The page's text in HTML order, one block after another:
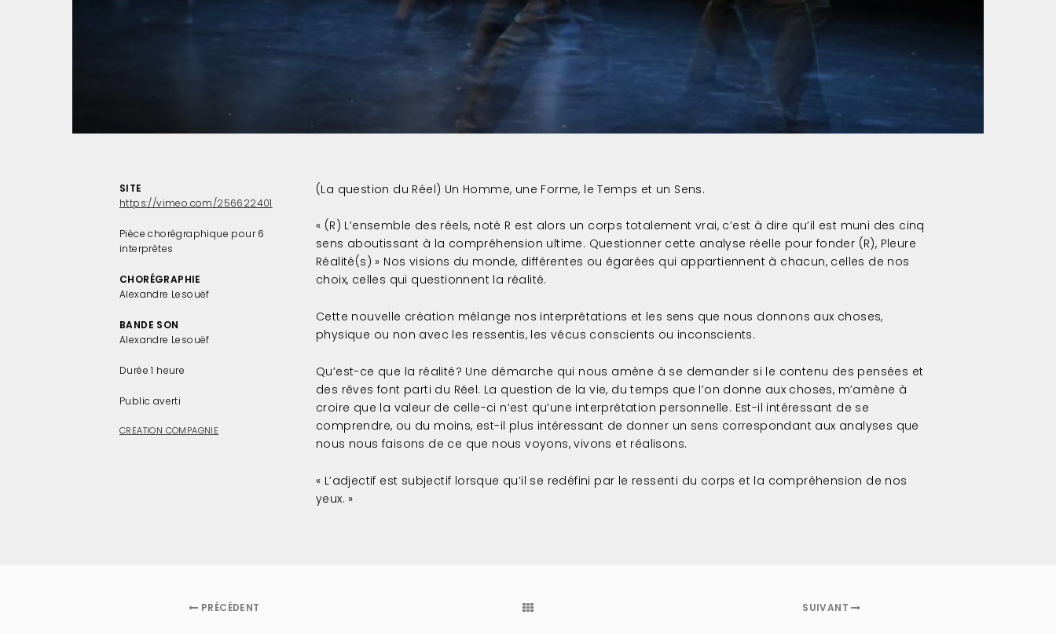
DDay2-
Spect20h30-
(2)
Spect20h30-
16062018-
(2)
(La question du Réel) Un Homme, une Forme, le Temps et un Sens.
« (R) L’ensemble des réels, noté R est alors un corps totalement vrai, c’est à dire qu’il est muni des cinq
sens aboutissant à la compréhension ultime. Questionner cette analyse réelle pour fonder (R), Pleure
Réalité(s) » Nos visions du monde, différentes ou égarées qui appartiennent à chacun, celles de nos
choix, celles qui questionnent la réalité.
Cette nouvelle création mélange nos interprétations et les sens que nous donnons aux choses,
physique ou non avec les ressentis, les vécus conscients ou inconscients.
Qu’est-ce que la réalité? Une démarche qui nous amène à se demander si le contenu des pensées et
des rêves font parti du Réel. La question de la vie, du temps que l’on donne aux choses, m’amène à
croire que la valeur de celle-ci n’est qu’une interprétation personnelle. Est-il intéressant de se
comprendre, ou du moins, est-il plus intéressant de donner un sens correspondant aux analyses que
nous nous faisons de ce que nous voyons, vivons et réalisons.
« L’adjectif est subjectif lorsque qu’il se redéfini par le ressenti du corps et la compréhension de nos
yeux. »
SITE
https://vimeo.com/256622401
Pièce chorégraphique pour 6
interprètes
CHORÉGRAPHIE
Alexandre Lesouëf
BANDE SON
Alexandre Lesouëf
Durée 1 heure
Public averti
CREATION COMPAGNIE
PRÉCÉDENT SUIVANT